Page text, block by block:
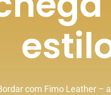
com Fimo Leather –